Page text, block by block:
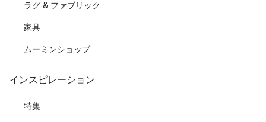
ラグ & ファブリック
家具
ムーミンショップ
インスピレーション
特集